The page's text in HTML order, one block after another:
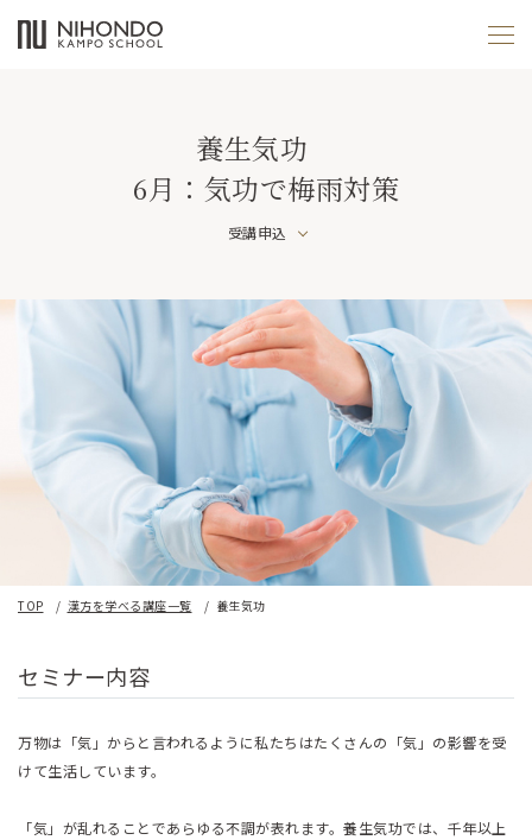
養生気功
6月：気功で梅雨対策
受講申込
TOP 漢方を学べる講座一覧 養生気功
セミナー内容
万物は「気」からと言われるように私たちはたくさんの「気」の影響を受
けて生活しています。
「気」が乱れることであらゆる不調が表れます。養生気功では、千年以上